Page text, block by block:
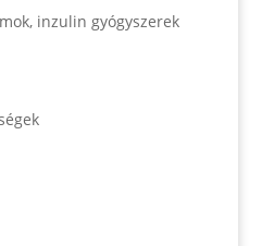
inzulin gyógyszerek